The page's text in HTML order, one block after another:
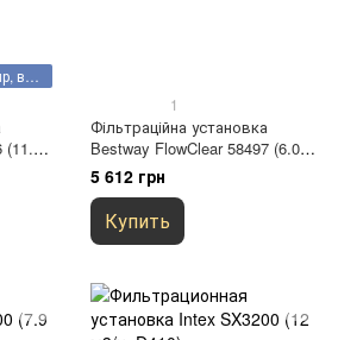
(11.36
1
Фільтраційна установка
Bestway FlowClear 58497 (6.06
м3/год, D254)
5 612 грн
Купить